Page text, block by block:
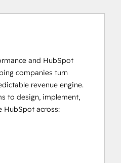
Onboarding
Onboarding
and HubSpot
companies turn
revenue engine.
to design, implement,
HubSpot across: